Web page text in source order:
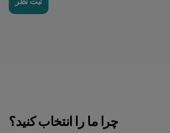
Andrew S.
چرا ما را انتخاب کنید؟